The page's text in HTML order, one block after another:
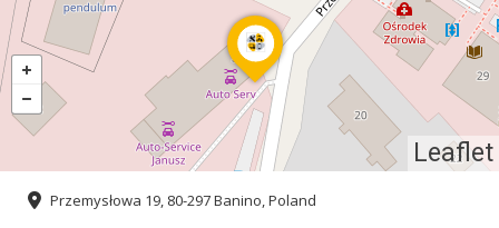
Leaflet
Przemysłowa 19, 80-297 Banino, Poland